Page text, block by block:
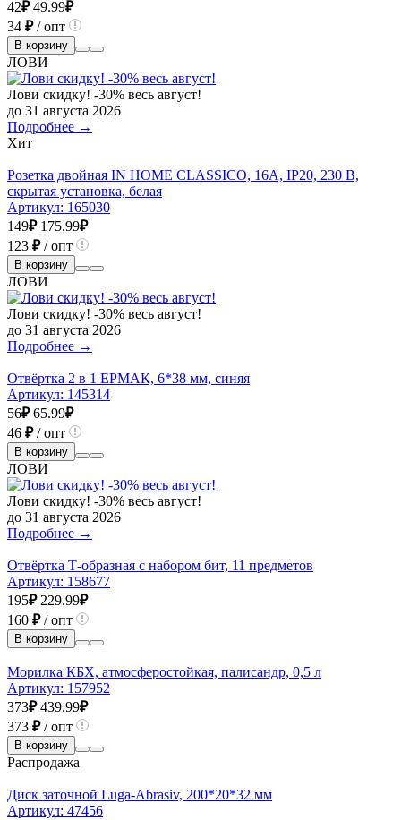
42₽ 49.99₽
34 ₽/ опт
В корзину
ЛОВИ
Лови скидку! -30% весь август!
до 31 августа 2026
Подробнее →
Хит
Розетка двойная IN HOME CLASSICO, 16А, IР20, 230 В,
скрытая установка, белая
Артикул: 165030
149₽ 175.99₽
123 ₽/ опт
В корзину
ЛОВИ
Лови скидку! -30% весь август!
до 31 августа 2026
Подробнее →
Отвёртка 2 в 1 ЕРМАК, 6*38 мм, синяя
Артикул: 145314
56₽ 65.99₽
46 ₽/ опт
В корзину
ЛОВИ
Лови скидку! -30% весь август!
до 31 августа 2026
Подробнее →
Отвёртка Т-образная с набором бит, 11 предметов
Артикул: 158677
195₽ 229.99₽
160 ₽/ опт
В корзину
Морилка КБХ, атмосферостойкая, палисандр, 0,5 л
Артикул: 157952
373₽ 439.99₽
373 ₽/ опт
В корзину
Распродажа
Диск заточной Luga-Abrasiv, 200*20*32 мм
Артикул: 47456